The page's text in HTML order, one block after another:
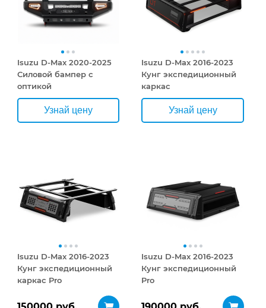
Isuzu D-Max 2020-2025
Силовой бампер с
оптикой
Узнай цену
Isuzu D-Max 2016-2023
Кунг экспедиционный
каркас
Узнай цену
Isuzu D-Max 2016-2023
Кунг экспедиционный
каркас Pro
Isuzu D-Max 2016-2023
Кунг экспедиционный
Pro